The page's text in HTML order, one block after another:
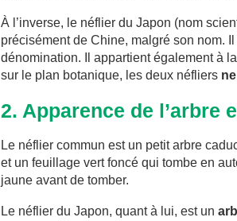
À l’inverse, le néflier du Japon (nom
précisément de Chine, malgré son nom.
dénomination. Il appartient également à
sur le plan botanique, les deux néfliers
2. Apparence de l’arbre
Le néflier commun est un petit arbre
et un feuillage vert foncé qui tombe en
jaune avant de tomber.
Le néflier du Japon, quant à lui, est un